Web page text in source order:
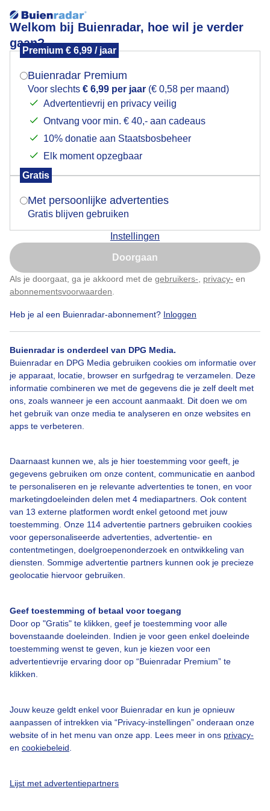
Welkom bij Buienradar, hoe wil je verder
gaan?
Premium € 6,99 / jaar
Buienradar Premium
Voor slechts € 6,99 per jaar (€ 0,58 per maand)
Advertentievrij en privacy veilig
Ontvang voor min. € 40,- aan cadeaus
10% donatie aan Staatsbosbeheer
Elk moment opzegbaar
Gratis
Met persoonlijke advertenties
Gratis blijven gebruiken
Instellingen
Doorgaan
Als je doorgaat, ga je akkoord met de gebruikers- privacy- en
abonnementsvoorwaarden
Heb je al een Buienradar-abonnement? Inloggen
Buienradar is onderdeel van DPG Media.
Buienradar en DPG Media gebruiken cookies om informatie over
je apparaat, locatie, browser en surfgedrag te verzamelen. Deze
informatie combineren we met de gegevens die je zelf deelt met
ons, zoals wanneer je een account aanmaakt. Dit doen we om
het gebruik van onze media te analyseren en onze websites en
apps te verbeteren.
Daarnaast kunnen we, als je hier toestemming voor geeft, je
gegevens gebruiken om onze content, communicatie en aanbod
te personaliseren en je relevante advertenties te tonen, en voor
marketingdoeleinden delen met 4 mediapartners. Ook content
van 13 externe platformen wordt enkel getoond met jouw
toestemming. Onze 114 advertentie partners gebruiken cookies
voor gepersonaliseerde advertenties, advertentie- en
contentmetingen, doelgroepenonderzoek en ontwikkeling van
diensten. Sommige advertentie partners kunnen ook je precieze
geolocatie hiervoor gebruiken.
Geef toestemming of betaal voor toegang
Door op "Gratis" te klikken, geef je toestemming voor alle
bovenstaande doeleinden. Indien je voor geen enkel doeleinde
toestemming wenst te geven, kun je kiezen voor een
advertentievrije ervaring door op “Buienradar Premium” te
klikken.
Jouw keuze geldt enkel voor Buienradar en kun je opnieuw
aanpassen of intrekken via “Privacy-instellingen” onderaan onze
website of in het menu van onze app. Lees meer in ons privacy-
en cookiebeleid
Lijst met advertentiepartners
Zon en wolken
Nu schijnt de zon nog, maar er komt steeds meer
bewolking in de lucht.
Door: Anne Kuipers Gemaakt: 11-06-2026, 103x bekeken
Zomer Zon Wolken
Bekijk slideshow
Een moment geduld aub...
Over Buienradar
Bedrijfsgegevens
Veelgestelde vragen
Contact
Toegankelijkheid
Adverteren
Buienradar Team
Privacy beleid
Mogen we je locatie gebruiken voor het
Indien je hier nog geen akkoord op hebt gegeven,
verschijnt er zo een pop-up uit je browser waarin
Is goed, toon de popup
Nu niet, misschien later
Klik hierom dit aan te passen